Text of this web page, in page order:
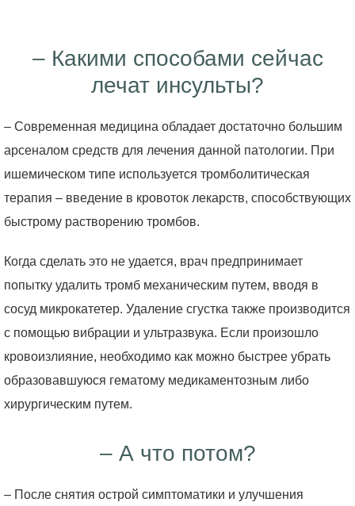
– Какими способами сейчас
лечат инсульты?
– Современная медицина обладает достаточно большим
арсеналом средств для лечения данной патологии. При
ишемическом типе используется тромболитическая
терапия – введение в кровоток лекарств, способствующих
быстрому растворению тромбов.
Когда сделать это не удается, врач предпринимает
попытку удалить тромб механическим путем, вводя в
сосуд микрокатетер. Удаление сгустка также производится
с помощью вибрации и ультразвука. Если произошло
кровоизлияние, необходимо как можно быстрее убрать
образовавшуюся гематому медикаментозным либо
хирургическим путем.
– А что потом?
– После снятия острой симптоматики и улучшения